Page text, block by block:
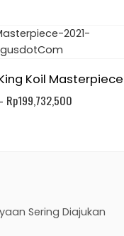
Koil Masterpiece
Rp199,732,500
Sering Diajukan